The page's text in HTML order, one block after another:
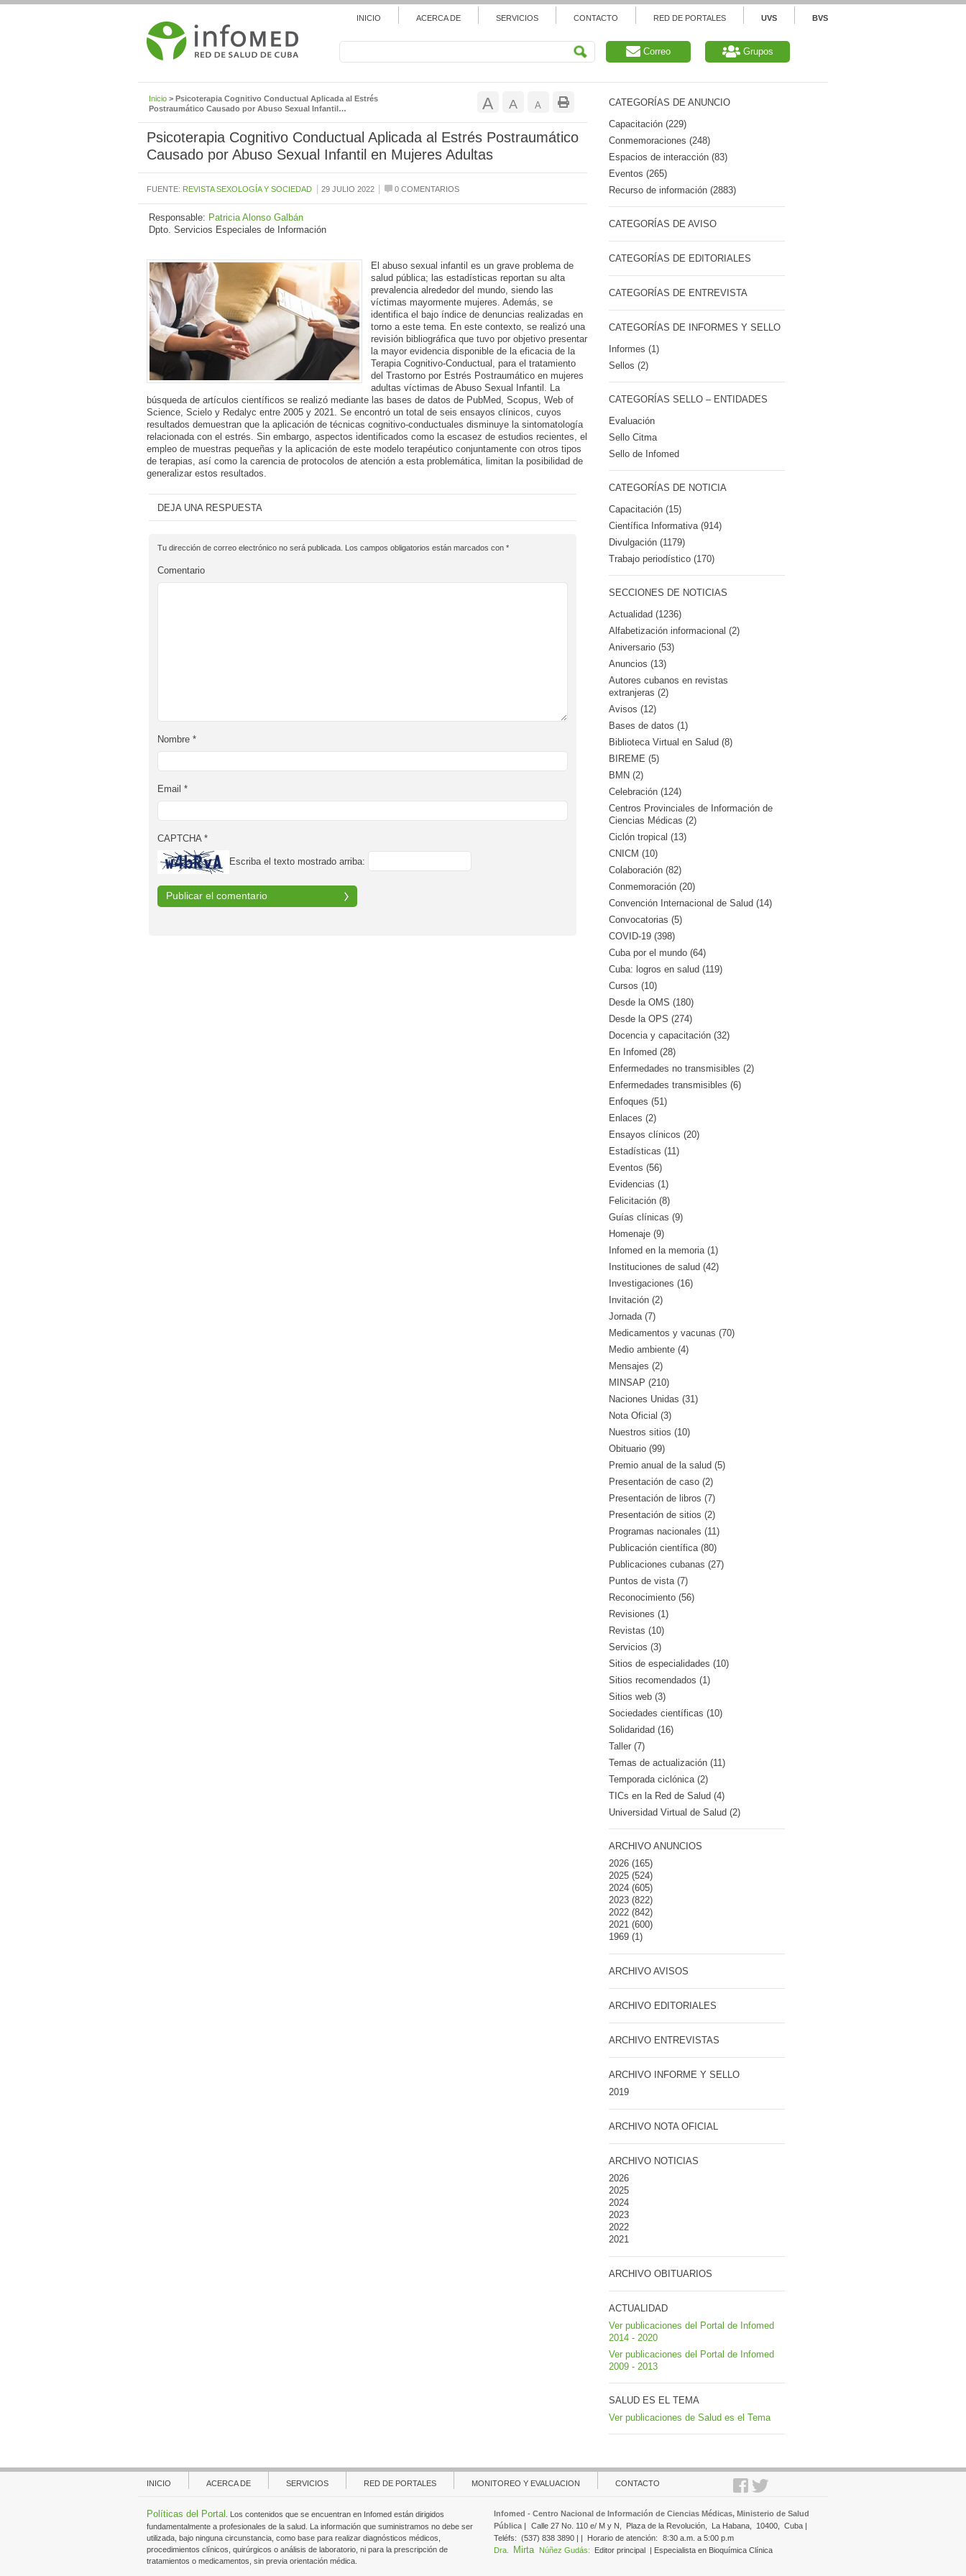
INICIO ACERCA DE SERVICIOS CONTACTO RED DE PORTALES UVS BVS
Correo Grupos
Inicio > Psicoterapia Cognitivo Conductual Aplicada al Estrés
Postraumático Causado por Abuso Sexual Infantil…
A Reducir
tamaño
ARestablecer
tamaño
AAumentar
tamaño
de
fuente.
Psicoterapia Cognitivo Conductual Aplicada al Estrés Postraumático
Causado por Abuso Sexual Infantil en Mujeres Adultas
FUENTE: REVISTA SEXOLOGÍA Y SOCIEDAD 29 JULIO 2022 0 COMENTARIOS
Responsable: Patricia Alonso Galbán
Dpto. Servicios Especiales de Información
El abuso sexual infantil es un grave problema de
salud pública; las estadísticas reportan su alta
prevalencia alrededor del mundo, siendo las
víctimas mayormente mujeres. Además, se
identifica el bajo índice de denuncias realizadas en
torno a este tema. En este contexto, se realizó una
revisión bibliográfica que tuvo por objetivo presentar
la mayor evidencia disponible de la eficacia de la
Terapia Cognitivo-Conductual, para el tratamiento
del Trastorno por Estrés Postraumático en mujeres
adultas víctimas de Abuso Sexual Infantil. La
búsqueda de artículos científicos se realizó mediante las bases de datos de PubMed, Scopus, Web of
Science, Scielo y Redalyc entre 2005 y 2021. Se encontró un total de seis ensayos clínicos, cuyos
resultados demuestran que la aplicación de técnicas cognitivo-conductuales disminuye la sintomatología
relacionada con el estrés. Sin embargo, aspectos identificados como la escasez de estudios recientes, el
empleo de muestras pequeñas y la aplicación de este modelo terapéutico conjuntamente con otros tipos
de terapias, así como la carencia de protocolos de atención a esta problemática, limitan la posibilidad de
generalizar estos resultados.
DEJA UNA RESPUESTA
Tu dirección de correo electrónico no será publicada. Los campos obligatorios están marcados con *
Comentario
Nombre *
Email *
CAPTCHA *
Escriba el texto mostrado arriba:
CATEGORÍAS DE ANUNCIO
Capacitación (229)
Conmemoraciones (248)
Espacios de interacción (83)
Eventos (265)
Recurso de información (2883)
CATEGORÍAS DE AVISO
CATEGORÍAS DE EDITORIALES
CATEGORÍAS DE ENTREVISTA
CATEGORÍAS DE INFORMES Y SELLO
Informes (1)
Sellos (2)
CATEGORÍAS SELLO – ENTIDADES
Evaluación
Sello Citma
Sello de Infomed
CATEGORÍAS DE NOTICIA
Capacitación (15)
Científica Informativa (914)
Divulgación (1179)
Trabajo periodístico (170)
SECCIONES DE NOTICIAS
Actualidad (1236)
Alfabetización informacional (2)
Aniversario (53)
Anuncios (13)
Autores cubanos en revistas
extranjeras (2)
Avisos (12)
Bases de datos (1)
Biblioteca Virtual en Salud (8)
BIREME (5)
BMN (2)
Celebración (124)
Centros Provinciales de Información de
Ciencias Médicas (2)
Ciclón tropical (13)
CNICM (10)
Colaboración (82)
Conmemoración (20)
Convención Internacional de Salud (14)
Convocatorias (5)
COVID-19 (398)
Cuba por el mundo (64)
Cuba: logros en salud (119)
Cursos (10)
Desde la OMS (180)
Desde la OPS (274)
Docencia y capacitación (32)
En Infomed (28)
Enfermedades no transmisibles (2)
Enfermedades transmisibles (6)
Enfoques (51)
Enlaces (2)
Ensayos clínicos (20)
Estadísticas (11)
Eventos (56)
Evidencias (1)
Felicitación (8)
Guías clínicas (9)
Homenaje (9)
Infomed en la memoria (1)
Instituciones de salud (42)
Investigaciones (16)
Invitación (2)
Jornada (7)
Medicamentos y vacunas (70)
Medio ambiente (4)
Mensajes (2)
MINSAP (210)
Naciones Unidas (31)
Nota Oficial (3)
Nuestros sitios (10)
Obituario (99)
Premio anual de la salud (5)
Presentación de caso (2)
Presentación de libros (7)
Presentación de sitios (2)
Programas nacionales (11)
Publicación científica (80)
Publicaciones cubanas (27)
Puntos de vista (7)
Reconocimiento (56)
Revisiones (1)
Revistas (10)
Servicios (3)
Sitios de especialidades (10)
Sitios recomendados (1)
Sitios web (3)
Sociedades científicas (10)
Solidaridad (16)
Taller (7)
Temas de actualización (11)
Temporada ciclónica (2)
TICs en la Red de Salud (4)
Universidad Virtual de Salud (2)
ARCHIVO ANUNCIOS
2026(165)
2025(524)
2024(605)
2023(822)
2022(842)
2021(600)
1969(1)
ARCHIVO AVISOS
ARCHIVO EDITORIALES
ARCHIVO ENTREVISTAS
ARCHIVO INFORME Y SELLO
2019
ARCHIVO NOTA OFICIAL
ARCHIVO NOTICIAS
2026
2025
2024
2023
2022
2021
ARCHIVO OBITUARIOS
ACTUALIDAD
Ver publicaciones del Portal de Infomed
2014 - 2020
Ver publicaciones del Portal de Infomed
2009 - 2013
SALUD ES EL TEMA
Ver publicaciones de Salud es el Tema
INICIO ACERCA DE SERVICIOS RED DE PORTALES MONITOREO Y EVALUACION CONTACTO
Políticas del Portal
. Los contenidos que se encuentran en Infomed están dirigidos
fundamentalmente a profesionales de la salud. La información que suministramos no debe ser
utilizada, bajo ninguna circunstancia, como base para realizar diagnósticos médicos,
procedimientos clínicos, quirúrgicos o análisis de laboratorio, ni para la prescripción de
tratamientos o medicamentos, sin previa orientación médica.
Infomed - Centro Nacional de Información de Ciencias Médicas, Ministerio de Salud
Pública | Calle 27 No. 110 e/ M y N, Plaza de la Revolución, La Habana, 10400,
Cuba |
Teléfs: (537) 838 3890 | | Horario de atención:
8:30 a.m. a 5:00 p.m
Dra.
Mirta Núñez Gudás: Editor principal | Especialista en Bioquímica Clínica